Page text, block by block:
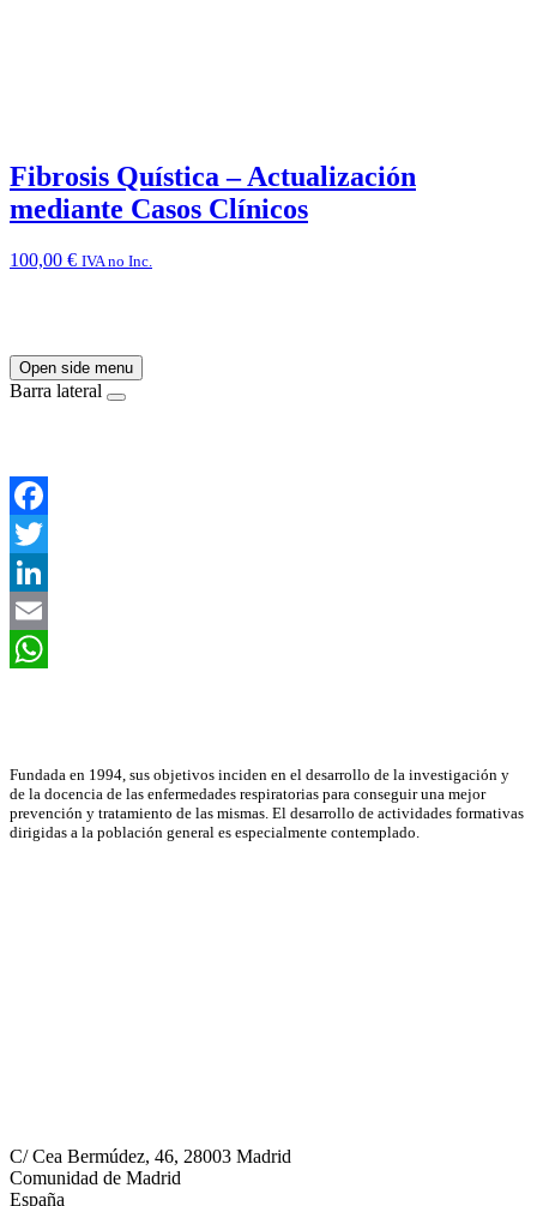
Fibrosis Quística – Actualización
mediante Casos Clínicos
100,00 € IVA no Inc.
Open side menu
Barra lateral
Facebook
Twitter
LinkedIn
Email
Fundada en 1994, sus objetivos inciden en el desarrollo de la investigación y
de la docencia de las enfermedades respiratorias para conseguir una mejor
prevención y tratamiento de las mismas. El desarrollo de actividades formativas
dirigidas a la población general es especialmente contemplado.
C/ Cea Bermúdez, 46, 28003 Madrid
Comunidad de Madrid
España